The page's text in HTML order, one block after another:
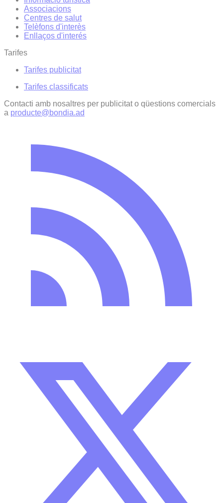
Associacions
Centres de salut
Telèfons d'interès
Enllaços d'interés
Tarifes
Tarifes publicitat
Tarifes classificats
Contacti amb nosaltres per publicitat o qüestions comercials
a producte@bondia.ad